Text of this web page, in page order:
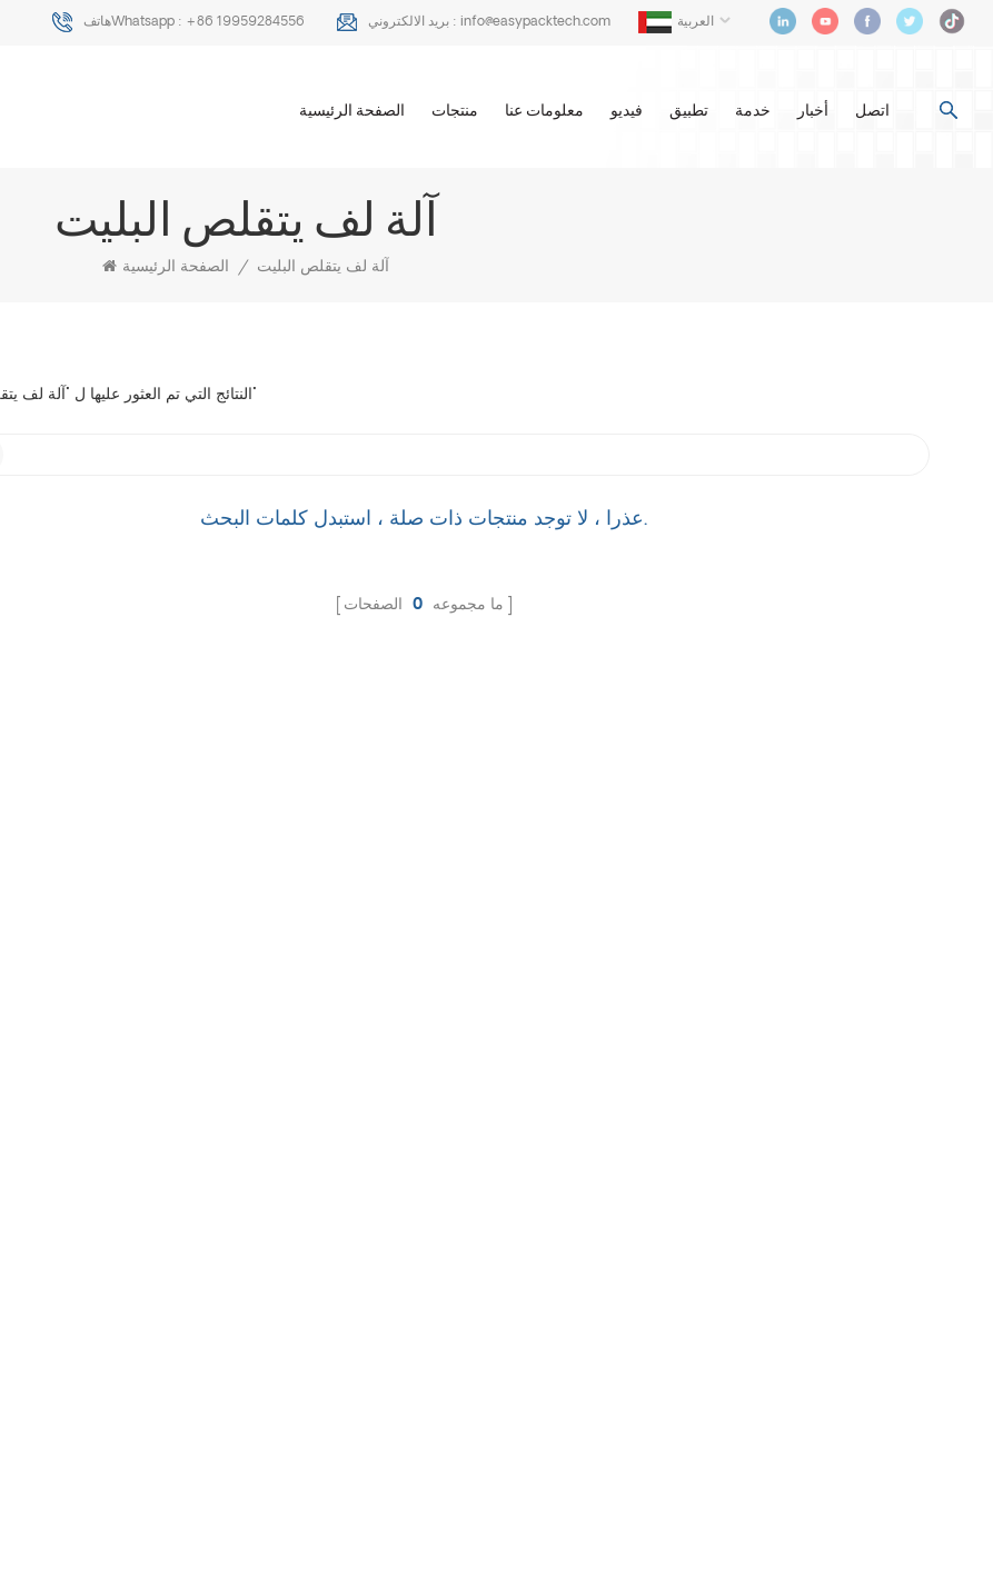
العربية هاتفWhatsapp : +86 19959284556 بريد الالكتروني : info@easypacktech.com
الصفحة الرئيسية منتجات معلومات عنا فيديو تطبيق خدمة أخبار اتصل
آلة لف يتقلص البليت
الصفحة الرئيسية / آلة لف يتقلص البليت
عذرا ، لا توجد منتجات ذات صلة ، استبدل كلمات البحث.
ما مجموعه 0 الصفحات